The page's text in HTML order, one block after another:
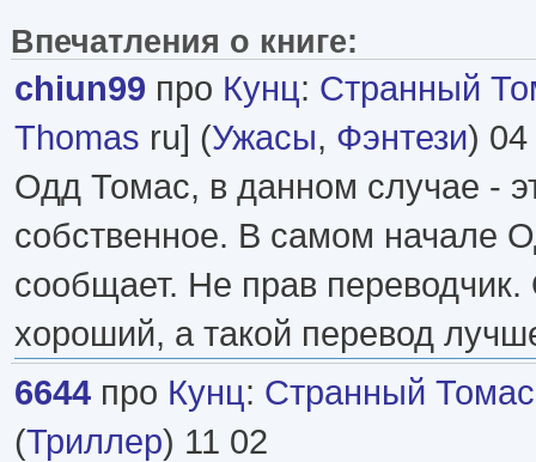
Впечатления о книге:
chiun99 про Кунц: Странный
Thomas ru] (Ужасы, Фэнтези) 04
Одд Томас, в данном случае -
собственное. В самом начале
сообщает. Не прав переводчик.
хороший, а такой перевод
6644 про Кунц: Странный Томас
(Триллер) 11 02